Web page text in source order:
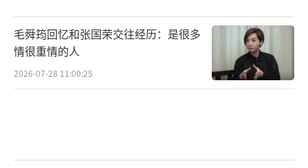
毛舜筠回忆和张国荣交往经历：是很多
情很重情的人
2026-07-28 11:00:25